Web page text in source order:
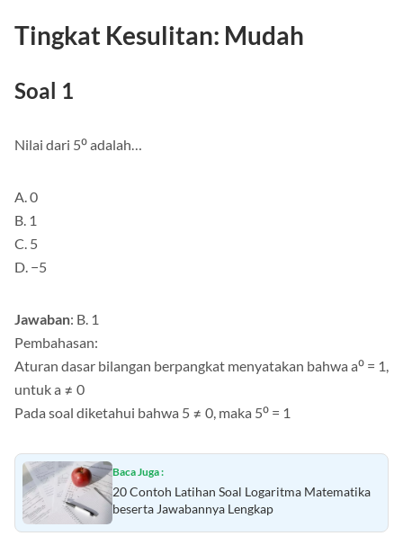
Tingkat Kesulitan: Mudah
Soal 1
Nilai dari 5⁰ adalah…
A. 0
B. 1
C. 5
D. −5
Jawaban: B. 1
Pembahasan:
Aturan dasar bilangan berpangkat menyatakan bahwa a⁰ = 1,
untuk a ≠ 0
Pada soal diketahui bahwa 5 ≠ 0, maka 5⁰ = 1
Baca Juga :
20 Contoh Latihan Soal Logaritma Matematika
beserta Jawabannya Lengkap